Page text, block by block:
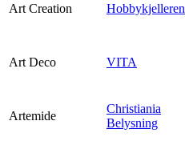
Art Creation Hobbykjelleren
Art Deco VITA
Artemide
Christiania
Belysning